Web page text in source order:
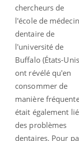
chercheurs de
l'école de
dentaire de
l'université de
Buffalo (États-
ont révélé qu'en
consommer de
manière
était également
des problèmes
dentaires. Pour